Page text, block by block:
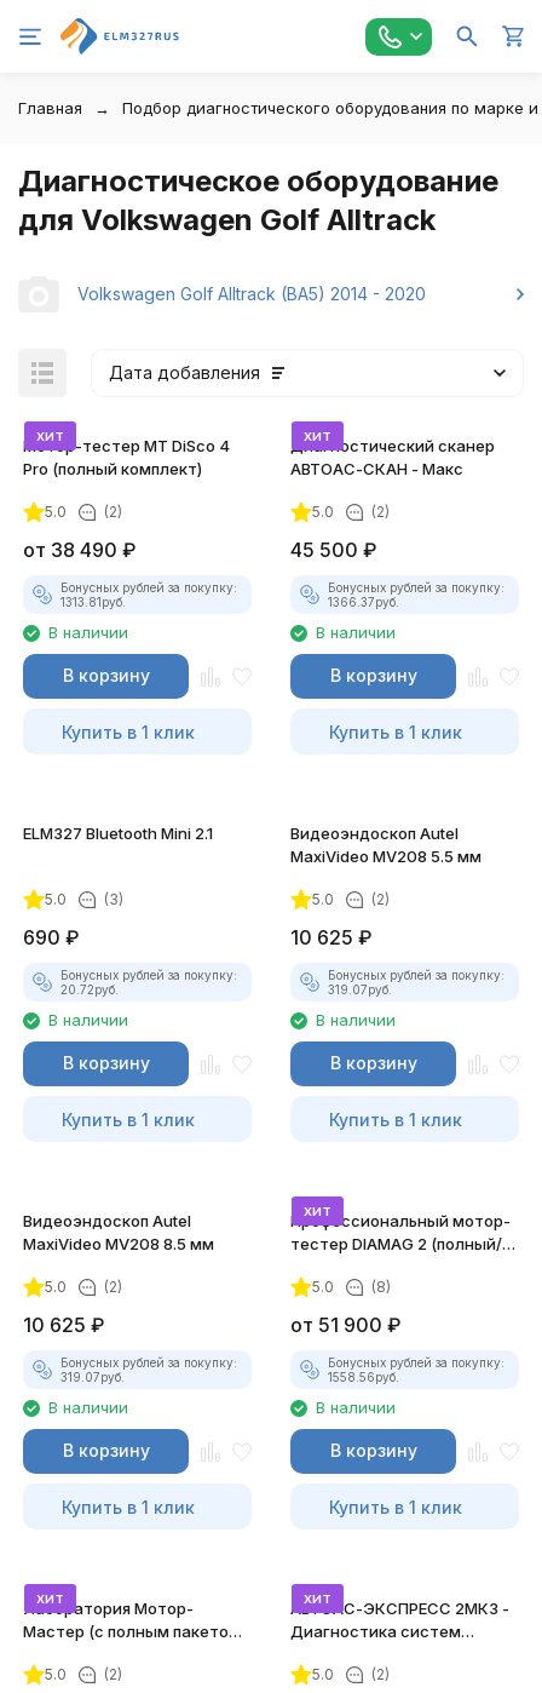
Главная Подбор диагностического оборудования по марке
Диагностическое оборудование
для Volkswagen Golf Alltrack
Volkswagen Golf Alltrack (BA5) 2014 - 2020
Дата добавления
хит
Мотор-тестер MT DiSco 4
Pro (полный комплект)
5.0 (2)
от 38 490 ₽
Бонусных рублей за покупку:
1313.81руб.
В наличии
В корзину
Купить в 1 клик
хит
Диагностический сканер
АВТОАС-СКАН - Макс
5.0 (2)
45 500 ₽
Бонусных рублей за покупку:
1366.37руб.
В наличии
В корзину
Купить в 1 клик
ELM327 Bluetooth Mini 2.1
5.0 (3)
690 ₽
Бонусных рублей за покупку:
20.72руб.
В наличии
В корзину
Купить в 1 клик
Видеоэндоскоп Autel
MaxiVideo MV208 5.5 мм
5.0 (2)
10 625 ₽
Бонусных рублей за покупку:
319.07руб.
В наличии
В корзину
Купить в 1 клик
Видеоэндоскоп Autel
MaxiVideo MV208 8.5 мм
5.0 (2)
10 625 ₽
Бонусных рублей за покупку:
319.07руб.
В наличии
В корзину
Купить в 1 клик
хит
Профессиональный мотор-
тестер DIAMAG 2 (полный/
5.0 (8)
от 51 900 ₽
Бонусных рублей за покупку:
1558.56руб.
В наличии
В корзину
Купить в 1 клик
хит
Лаборатория Мотор-
Мастер (с полным пакетом
5.0 (2)
хит
АВТОАС-ЭКСПРЕСС 2МК3 -
Диагностика систем
5.0 (2)